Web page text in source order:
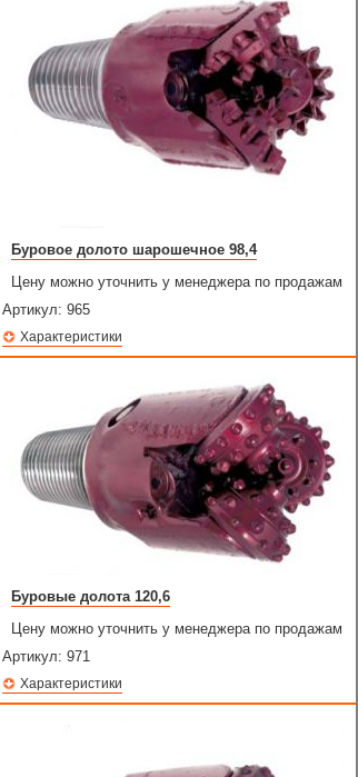
Буровое долото шарошечное 98,4
Цену можно уточнить у менеджера по продажам
Артикул: 965
Характеристики
Буровые долота 120,6
Цену можно уточнить у менеджера по продажам
Артикул: 971
Характеристики